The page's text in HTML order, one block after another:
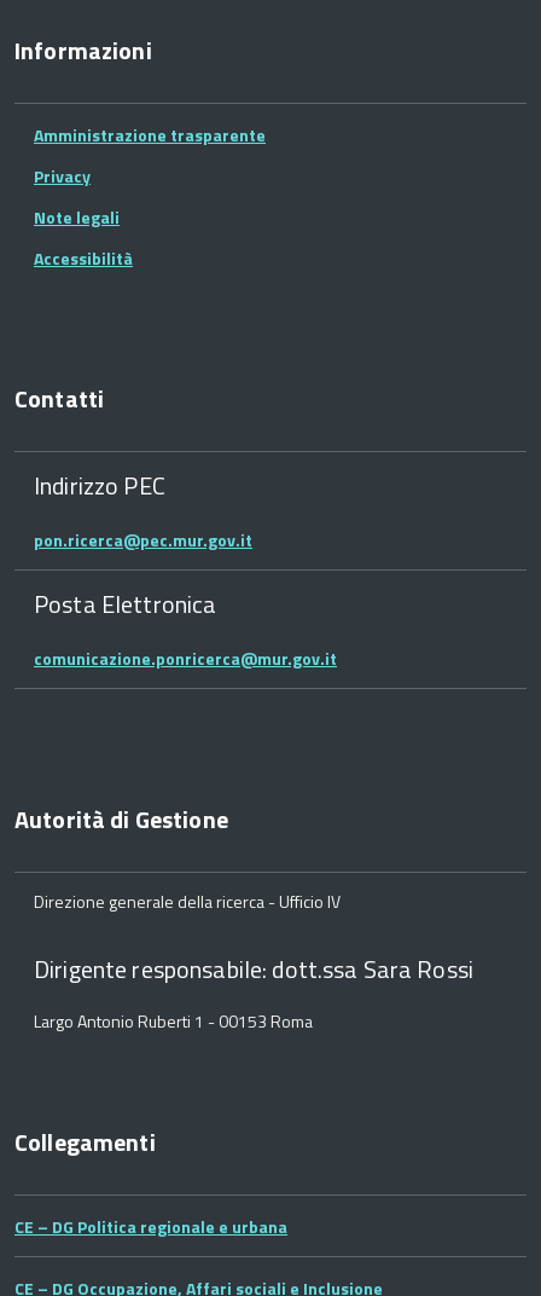
Informazioni
Amministrazione trasparente
Privacy
Note legali
Accessibilità
Contatti
Indirizzo PEC
pon.ricerca@pec.mur.gov.it
Posta Elettronica
comunicazione.ponricerca@mur.gov.it
Autorità di Gestione
Direzione generale della ricerca - Ufficio IV
Dirigente responsabile: dott.ssa Sara Rossi
Largo Antonio Ruberti 1 - 00153 Roma
Collegamenti
CE – DG Politica regionale e urbana
CE – DG Occupazione, Affari sociali e Inclusione